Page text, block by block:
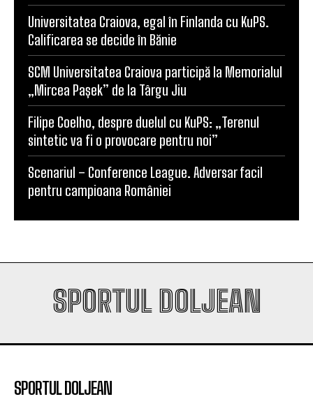
SCM Universitatea Craiova debutează în noul
sezon cu campioana Dinamo București
Universitatea Craiova, egal în Finlanda cu KuPS.
Calificarea se decide în Bănie
SCM Universitatea Craiova participă la Memorialul
„Mircea Pașek” de la Târgu Jiu
Filipe Coelho, despre duelul cu KuPS: „Terenul
sintetic va fi o provocare pentru noi”
SPORTUL DOLJEAN